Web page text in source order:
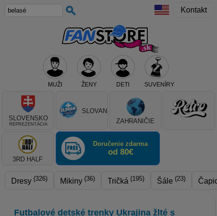
Kontakt
MUŽI ŽENY DETI SUVENÍRY
Teraz vyberte klub, alebo typ výrobku
SLOVENSKO
REPREZENTÁCIA
SLOVAN
ZAHRANIČIE
3RD HALF
Doručenie zdarma
od 80€
Dresy (326) Mikiny (36) Tričká (195) Šále (23)
Futbalové detské trenky Ukrajina žlté s